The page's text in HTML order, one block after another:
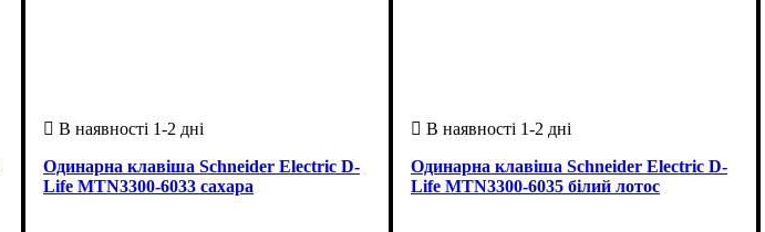
Одинарна клавіша Schneider Electric D-
Life MTN3300-6033 сахара
Одинарна клавіша Schneider Electric D-
Life MTN3300-6035 білий лотос